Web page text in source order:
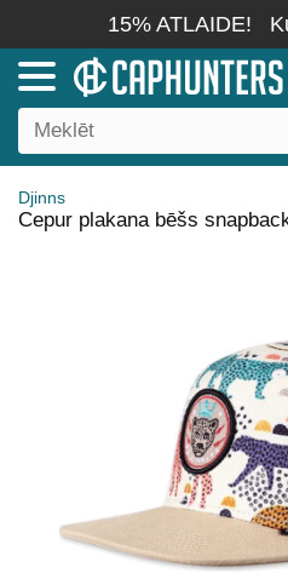
15% ATLAIDE!
Djinns
Cepur plakana bēšs